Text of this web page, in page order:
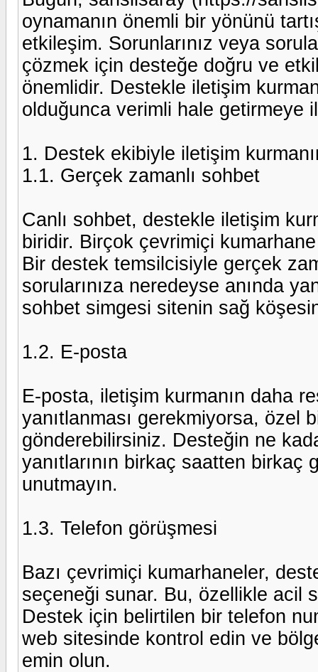
oynamanın önemli bir yönünü
etkileşim. Sorunlarınız veya
çözmek için desteğe doğru ve
önemlidir. Destekle iletişim
olduğunca verimli hale getirmeye
1. Destek ekibiyle iletişim
1.1. Gerçek zamanlı sohbet
Canlı sohbet, destekle iletişim
biridir. Birçok çevrimiçi
Bir destek temsilcisiyle gerçek
sorularınıza neredeyse anında
sohbet simgesi sitenin sağ
1.2. E-posta
E-posta, iletişim kurmanın daha
yanıtlanması gerekmiyorsa, özel
gönderebilirsiniz. Desteğin ne
yanıtlarının birkaç saatten
unutmayın.
1.3. Telefon görüşmesi
Bazı çevrimiçi kumarhaneler,
seçeneği sunar. Bu, özellikle acil
Destek için belirtilen bir telefon
web sitesinde kontrol edin ve
emin olun.